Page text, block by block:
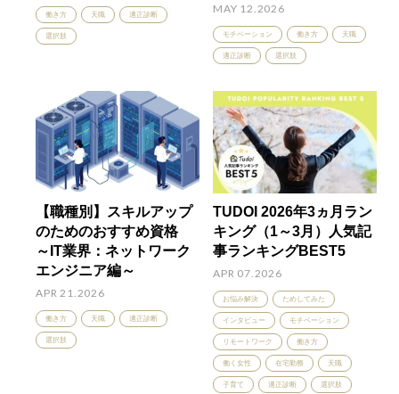
働き方 天職 適正診断
選択肢
MAY 12.2026
モチベーション 働き方 天職
適正診断 選択肢
【職種別】スキルアップ
のためのおすすめ資格
～IT業界：ネットワーク
エンジニア編～
APR 21.2026
働き方 天職 適正診断
選択肢
TUDOI 2026年3ヵ月ラン
キング（1～3月）人気記
事ランキングBEST5
APR 07.2026
お悩み解決 ためしてみた
インタビュー モチベーション
リモートワーク 働き方
働く女性 在宅勤務 天職
子育て 適正診断 選択肢